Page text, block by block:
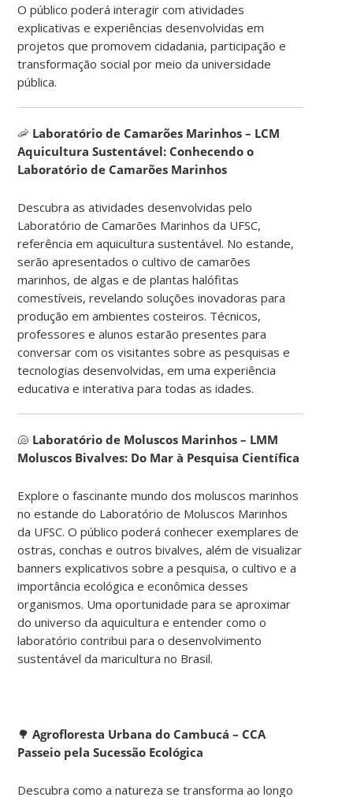
O público poderá interagir com atividades
explicativas e experiências desenvolvidas em
projetos que promovem cidadania, participação e
transformação social por meio da universidade
pública.
🦐 Laboratório de Camarões Marinhos – LCM
Aquicultura Sustentável: Conhecendo o
Laboratório de Camarões Marinhos
Descubra as atividades desenvolvidas pelo
Laboratório de Camarões Marinhos da UFSC,
referência em aquicultura sustentável. No estande,
serão apresentados o cultivo de camarões
marinhos, de algas e de plantas halófitas
comestíveis, revelando soluções inovadoras para
produção em ambientes costeiros. Técnicos,
professores e alunos estarão presentes para
conversar com os visitantes sobre as pesquisas e
tecnologias desenvolvidas, em uma experiência
educativa e interativa para todas as idades.
🐚 Laboratório de Moluscos Marinhos – LMM
Moluscos Bivalves: Do Mar à Pesquisa Científica
Explore o fascinante mundo dos moluscos marinhos
no estande do Laboratório de Moluscos Marinhos
da UFSC. O público poderá conhecer exemplares de
ostras, conchas e outros bivalves, além de visualizar
banners explicativos sobre a pesquisa, o cultivo e a
importância ecológica e econômica desses
organismos. Uma oportunidade para se aproximar
do universo da aquicultura e entender como o
laboratório contribui para o desenvolvimento
sustentável da maricultura no Brasil.
🌳Agrofloresta Urbana do Cambucá – CCA
Passeio pela Sucessão Ecológica
Descubra como a natureza se transforma ao longo